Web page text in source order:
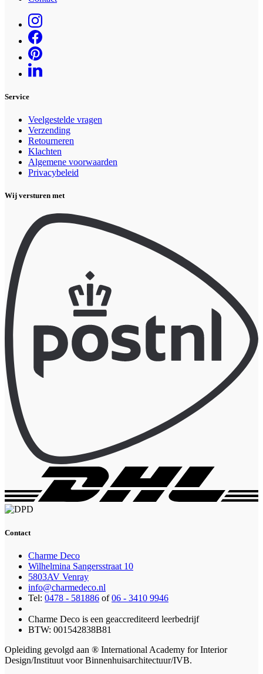
Service
Veelgestelde vragen
Verzending
Retourneren
Klachten
Algemene voorwaarden
Privacybeleid
Wij versturen met
Contact
Charme Deco
Wilhelmina Sangersstraat 10
5803AV Venray
info@charmedeco.nl
Tel: 0478 - 581886 of06 - 3410 9946
Charme Deco is een geaccrediteerd leerbedrijf
BTW: 001542838B81
Opleiding gevolgd aan ® International Academy for Interior
Design/Instituut voor Binnenhuisarchitectuur/IVB.